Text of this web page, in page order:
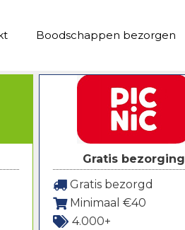
Boodschappen bezorgen
Gratis bezorging
Gratis bezorgd
Minimaal €40
4.000+